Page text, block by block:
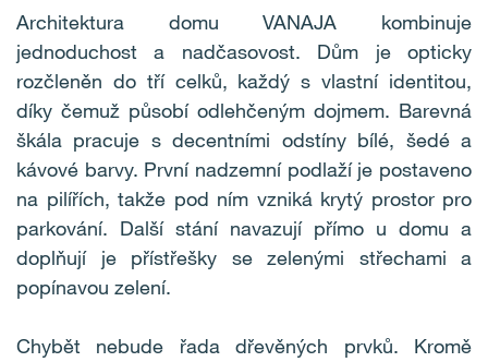
n
í
p
r
o
s
t
o
Architektura domu VANAJA kombinuje
jednoduchost a nadčasovost. Dům je opticky
rozčleněn do tří celků, každý s vlastní identitou,
díky čemuž působí odlehčeným dojmem. Barevná
škála pracuje s decentními odstíny bílé, šedé a
kávové barvy. První nadzemní podlaží je postaveno
na pilířích, takže pod ním vzniká krytý prostor pro
parkování. Další stání navazují přímo u domu a
doplňují je přístřešky se zelenými střechami a
popínavou zelení.
Chybět nebude řada dřevěných prvků. Kromě